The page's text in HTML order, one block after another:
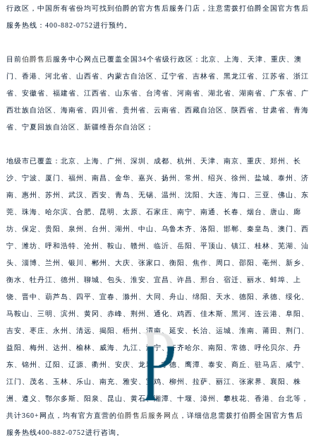
行政区，中国所有省份均可找到伯爵的官方售后服务门店，注意需拨打伯爵全国官方售后
服务热线：400-882-0752进行预约。
目前伯爵售后服务中心网点已覆盖全国34个省级行政区：北京、上海、天津、重庆、澳
门、香港、河北省、山西省、内蒙古自治区、辽宁省、吉林省、黑龙江省、江苏省、浙江
省、安徽省、福建省、江西省、山东省、台湾省、河南省、湖北省、湖南省、广东省、广
西壮族自治区、海南省、四川省、贵州省、云南省、西藏自治区、陕西省、甘肃省、青海
省、宁夏回族自治区、新疆维吾尔自治区；
地级市已覆盖：北京、上海、广州、深圳、成都、杭州、天津、南京、重庆、郑州、长
沙、宁波、厦门、福州、南昌、金华、嘉兴、扬州、常州、绍兴、徐州、盐城、泰州、济
南、惠州、苏州、武汉、西安、青岛、无锡、温州、沈阳、大连、海口、三亚、佛山、东
莞、珠海、哈尔滨、合肥、昆明、太原、石家庄、南宁、南通、长春、烟台、唐山、廊
坊、保定、贵阳、泉州、台州、湖州、中山、乌鲁木齐、洛阳、邯郸、秦皇岛、澳门、西
宁、潍坊、呼和浩特、沧州、鞍山、赣州、临沂、岳阳、平顶山、镇江、桂林、芜湖、汕
头、淄博、兰州、银川、郴州、大庆、张家口、衡阳、焦作、周口、邵阳、亳州、新乡、
衡水、牡丹江、德州、聊城、包头、淮安、宜昌、许昌、邢台、宿迁、丽水、蚌埠、上
饶、晋中、葫芦岛、四平、宜春、滁州、大同、舟山、绵阳、天水、德阳、承德、绥化、
马鞍山、三明、滨州、黄冈、赤峰、荆州、通化、鸡西、佳木斯、黑河、连云港、阜阳、
吉安、枣庄、永州、清远、揭阳、梧州、渭南、延安、长治、运城、淮南、莆田、荆门、
益阳、梅州、达州、榆林、威海、九江、济宁、齐齐哈尔、南阳、常德、呼伦贝尔、丹
东、锦州、辽阳、辽源、衢州、安庆、龙岩、宁德、鹰潭、泰安、商丘、驻马店、咸宁、
江门、茂名、玉林、乐山、南充、雅安、宝鸡、柳州、拉萨、丽江、张家界、襄阳、株
洲、遵义、鄂尔多斯、阳泉、昆山、黄石、湘潭、十堰、漳州、攀枝花、香港、台北等，
共计360+网点，均有官方直营的伯爵售后服务网点 ，详细信息需拨打伯爵全国官方售后
服务热线400-882-0752进行咨询。